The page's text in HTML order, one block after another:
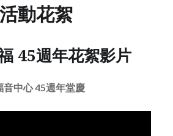
活動花絮
45週年花絮影片
音中心 45週年堂慶